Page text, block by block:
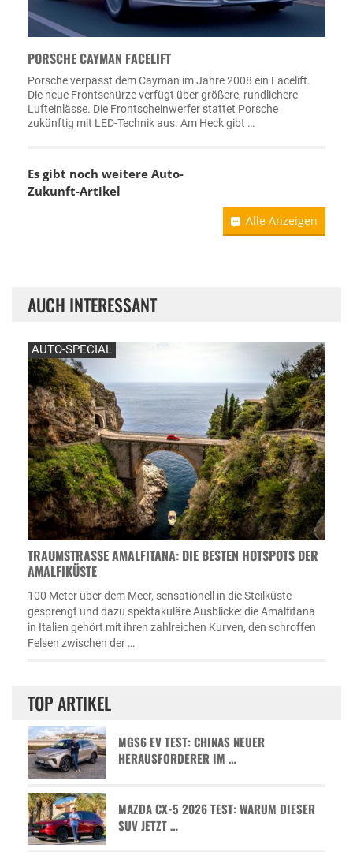
PORSCHE CAYMAN FACELIFT
Porsche verpasst dem Cayman im Jahre 2008 ein Facelift.
Die neue Frontschürze verfügt über größere, rundlichere
Lufteinlässe. Die Frontscheinwerfer stattet Porsche
zukünftig mit LED-Technik aus. Am Heck gibt …
Es gibt noch weitere Auto-
Zukunft-Artikel
Alle Anzeigen
AUCH INTERESSANT
AUTO-SPECIAL
TRAUMSTRASSE AMALFITANA: DIE BESTEN HOTSPOTS DER A
MALFIKÜSTE
100 Meter über dem Meer, sensationell in die Steilküste
gesprengt und dazu spektakuläre Ausblicke: die Amalfitana
in Italien gehört mit ihren zahlreichen Kurven, den schroffen
Felsen zwischen der …
TOP ARTIKEL
MGS6 EV TEST: CHINAS NEUER
HERAUSFORDERER IM …
MAZDA CX-5 2026 TEST: WARUM DIESER
SUV JETZT …